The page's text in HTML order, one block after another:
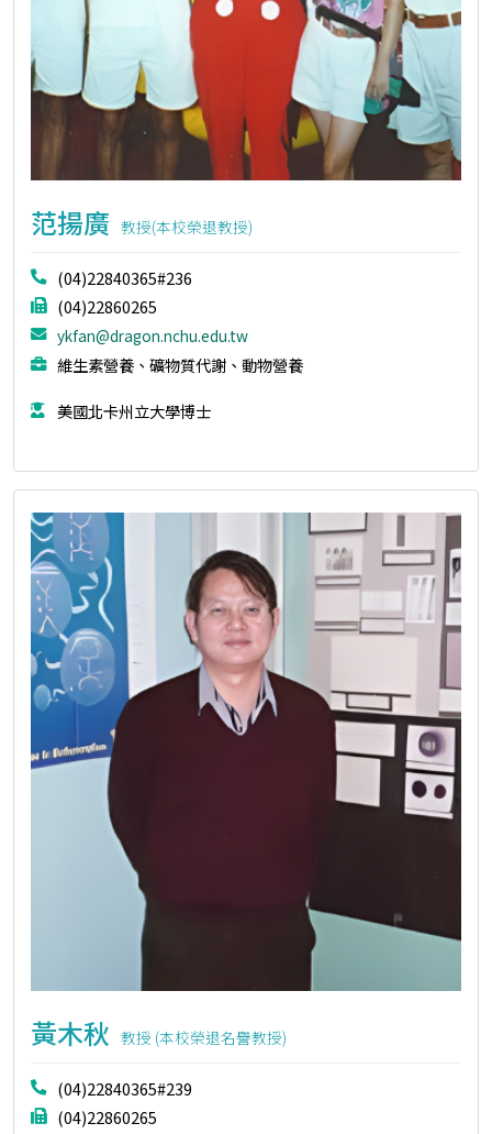
范揚廣 教授(本校榮退教授)
(04)22840365#236
(04)22860265
ykfan@dragon.nchu.edu.tw
維生素營養、礦物質代謝、動物營養
美國北卡州立大學博士
黃木秋 教授 (本校榮退名譽教授)
(04)22840365#239
(04)22860265